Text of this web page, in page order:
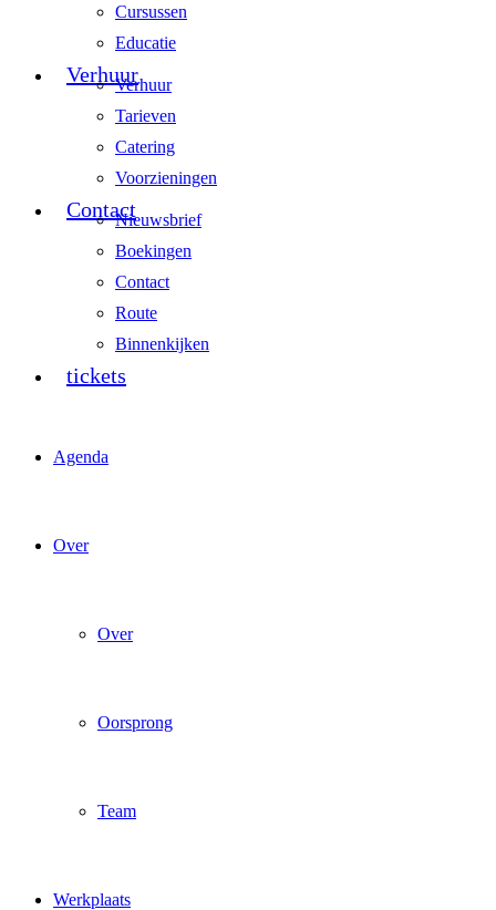
Cursussen
Educatie
VerhuurVerhuur
Tarieven
Catering
Voorzieningen
ContactNieuwsbrief
Boekingen
Contact
Route
Binnenkijken
tickets
Agenda
Over
Over
Oorsprong
Team
Werkplaats